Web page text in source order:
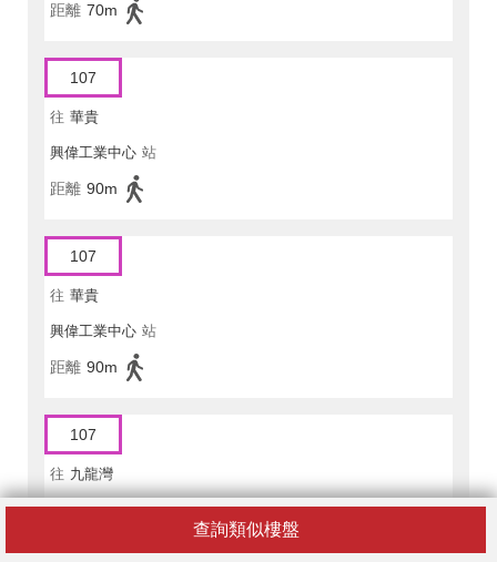
查詢類似樓盤
距離 70m
107
往 華貴
興偉工業中心 站
距離 90m
107
往 華貴
興偉工業中心 站
距離 90m
107
往 九龍灣
興和街 站